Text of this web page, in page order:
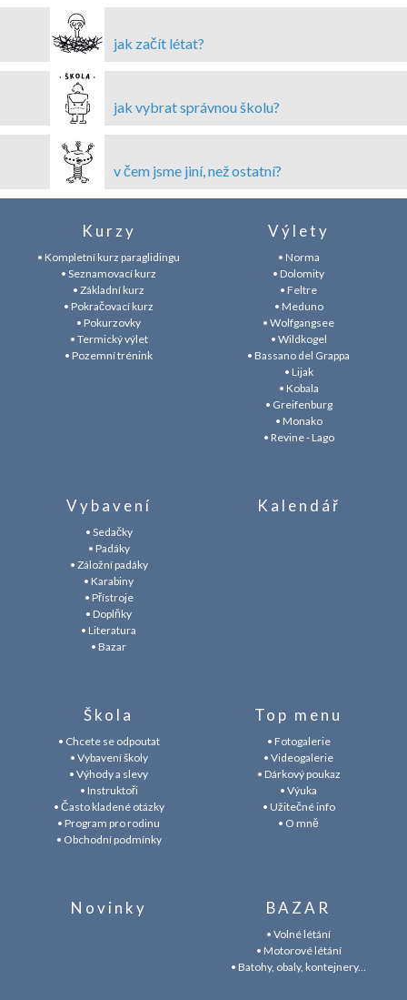
jak začít létat?
jak vybrat správnou školu?
v čem jsme jiní, než ostatní?
Kurzy
• Kompletní kurz paraglidingu
• Seznamovací kurz
• Základní kurz
• Pokračovací kurz
• Pokurzovky
• Termický výlet
• Pozemní trénink
Výlety
• Norma
• Dolomity
• Feltre
• Meduno
• Wolfgangsee
• Wildkogel
• Bassano del Grappa
• Lijak
• Kobala
• Greifenburg
• Monako
• Revine - Lago
Vybavení
• Sedačky
• Padáky
• Záložní padáky
• Karabiny
• Přístroje
• Doplňky
• Literatura
• Bazar
Kalendář
Škola
• Chcete se odpoutat
• Vybavení školy
• Výhody a slevy
• Instruktoři
• Často kladené otázky
• Program pro rodinu
• Obchodní podmínky
Top menu
• Fotogalerie
• Videogalerie
• Dárkový poukaz
• Výuka
• Užitečné info
• O mně
Novinky BAZAR
• Volné létání
• Motorové létání
• Batohy, obaly, kontejnery...